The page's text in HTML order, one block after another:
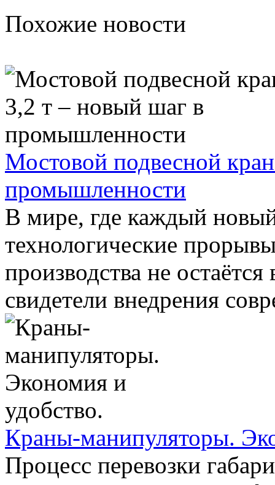
Похожие новости
Мостовой подвесной
промышленности
В мире, где каждый
технологические
производства не
свидетели внедрения
Краны-манипуляторы.
Процесс перевозки